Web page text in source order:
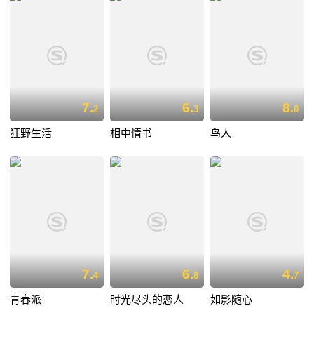
7.2
狂野生活
6.3
相中情书
8.0
鸟人
7.4
青春派
6.8
时光尽头的恋人
4.7
如影随心